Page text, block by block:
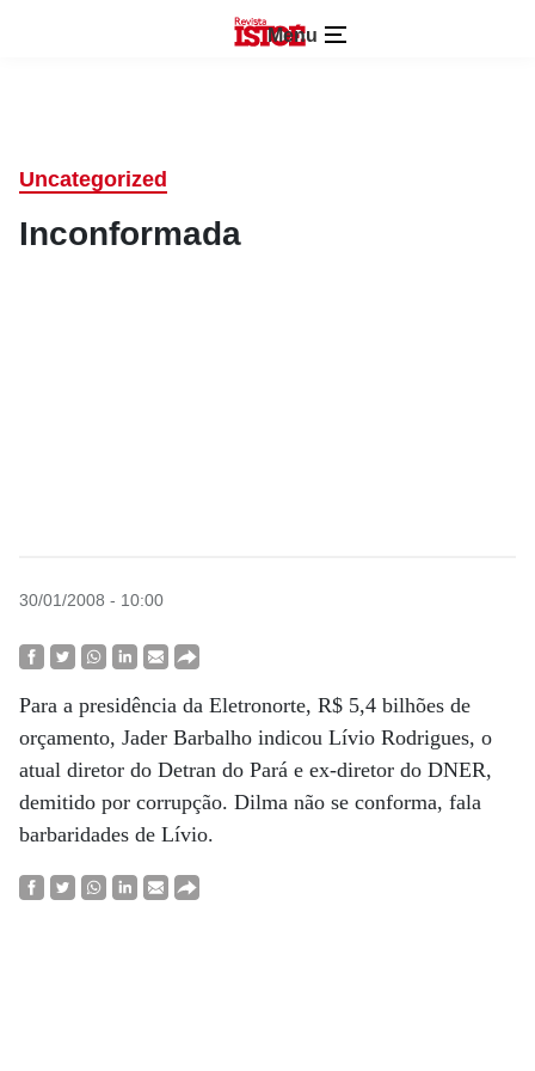
Menu
Uncategorized
Inconformada
30/01/2008 - 10:00
Para a presidência da Eletronorte, R$ 5,4 bilhões de
orçamento, Jader Barbalho indicou Lívio Rodrigues, o
atual diretor do Detran do Pará e ex-diretor do DNER,
demitido por corrupção. Dilma não se conforma, fala
barbaridades de Lívio.